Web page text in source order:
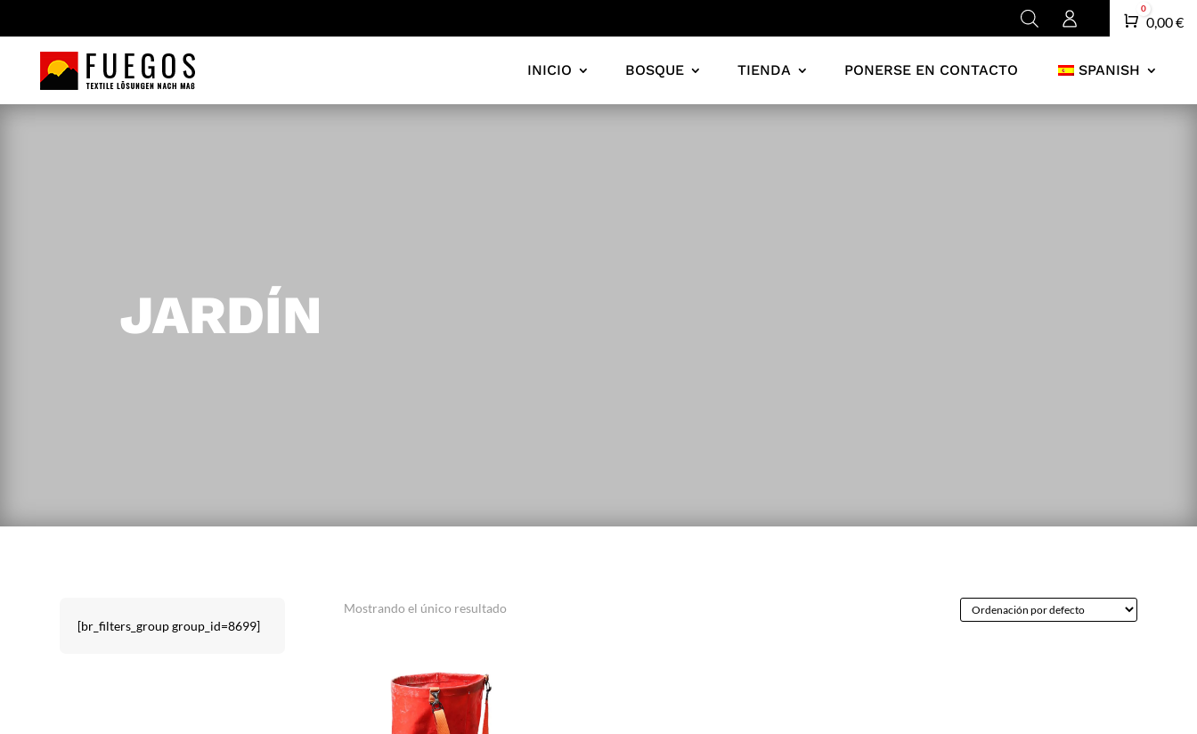
Carro
0
0,00€
INICIO BOSQUE TIENDA PONERSE EN CONTACTO SPANISH
JARDÍN
[br_filters_group group_id=8699]
Mostrando el único resultado